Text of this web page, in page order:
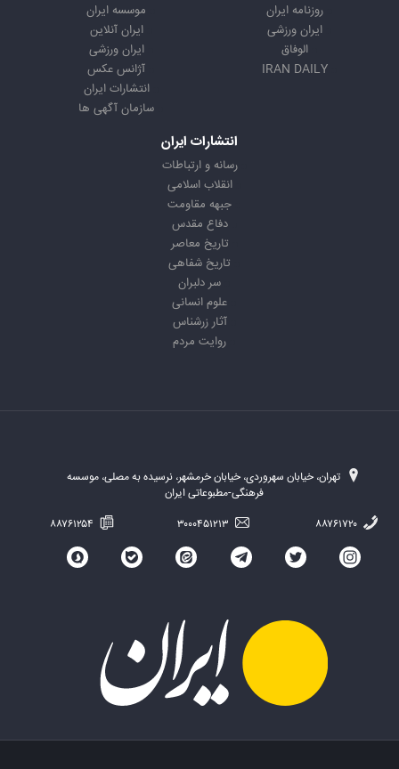
روزنامه ایران
ایران ورزشی
الوفاق
IRAN DAILY
موسسه ایران
ایران آنلاین
ایران ورزشی
آژانس عکس
انتشارات ایران
سازمان آگهی ها
انتشارات ایران
رسانه و ارتباطات
انقلاب اسلامی
جبهه مقاومت
دفاع مقدس
تاریخ معاصر
تاریخ شفاهی
سر دلبران
علوم انسانی
آثار زرشناس
روایت مردم
تهران، خیابان سهروردی، خیابان خرمشهر، نرسیده به مصلی، موسسه
فرهنگی-مطبوعاتی ایران